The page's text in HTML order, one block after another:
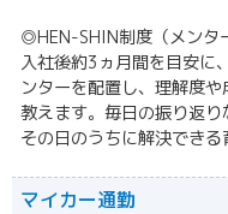
◎HEN-SHIN制度（メンタ
入社後約3ヵ月間を目安に
ンターを配置し、理解度
教えます。毎日の振り返
その日のうちに解決できる
マイカー通勤